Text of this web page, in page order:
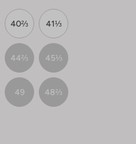
40⅔ 41⅓
44⅔ 45⅓
49 48⅔